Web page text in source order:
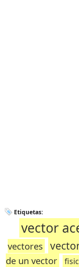
Etiquetas:
vector
vectores
de un vector